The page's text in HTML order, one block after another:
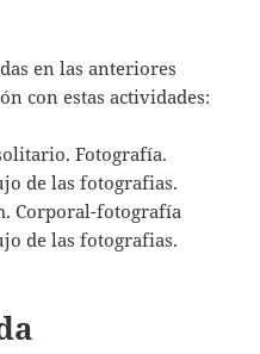
en las anteriores
con estas actividades:
Fotografía.
de las fotografias.
Corporal-fotografía
de las fotografias.